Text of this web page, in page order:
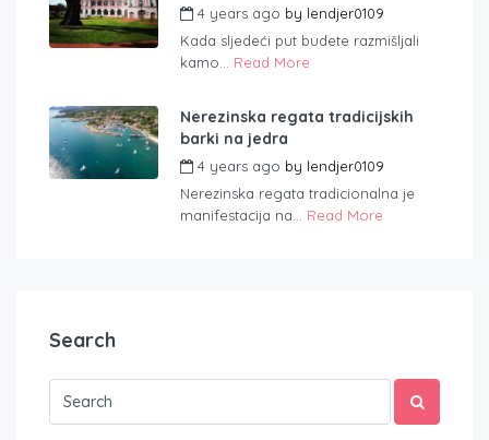
4 years ago by lendjer0109
Kada sljedeći put budete razmišljali
kamo... Read More
Nerezinska regata tradicijskih
barki na jedra
4 years ago by lendjer0109
Nerezinska regata tradicionalna je
manifestacija na... Read More
Search